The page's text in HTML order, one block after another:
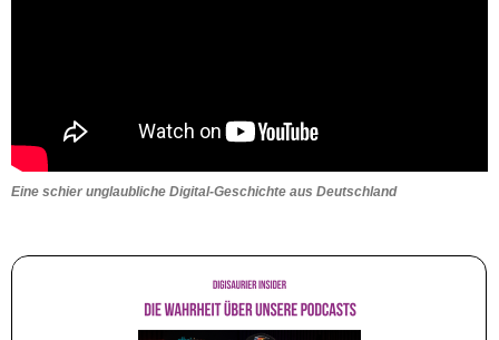
Eine schier unglaubliche Digital-Geschichte aus Deutschland